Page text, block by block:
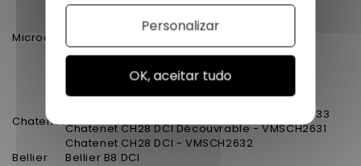
Microcar
Microcar Cargo DCI - VJRJS40CR
Microcar MGO DCI - VH861BC
Microcar F8C DCI - VH862BC
MGO 3 DCI ,MGO 4 DCI
Chatenet
Chatenet CH28 DCI - VMSCH2630
Chatenet CH28 DCI Découvrable - VMSCH2633
Chatenet CH28 DCI Découvrable - VMSCH2631
Chatenet CH28 DCI - VMSCH2632
Bellier
Bellier B8 DCI
OK, aceitar tudo
Personalizar